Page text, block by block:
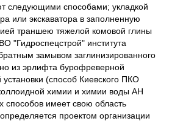
следующими способами; укладкой
или экскаватора в заполненную
траншею тяжелой комовой глины
"Гидроспецстрой" института
замывом заглинизированного
из эрлифта бурофреверной
(способ Киевского ПКО
химии и химии воды АН
имеет свою область
проектом организации